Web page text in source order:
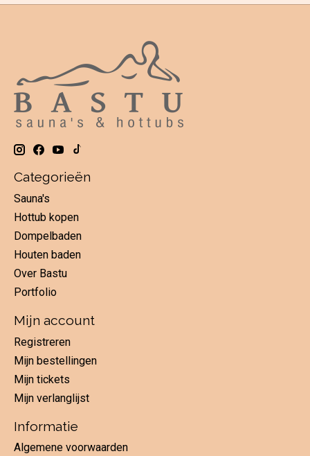
Categorieën
Sauna's
Hottub kopen
Dompelbaden
Houten baden
Over Bastu
Portfolio
Mijn account
Registreren
Mijn bestellingen
Mijn tickets
Mijn verlanglijst
Informatie
Algemene voorwaarden